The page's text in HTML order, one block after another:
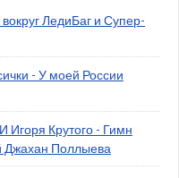
ЛедиБаг и Супер-
- У моей России
Крутого - Гимн
Джахан Поллыева